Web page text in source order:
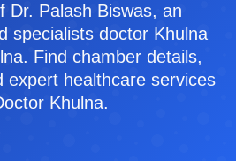
Dr. Palash Biswas, an
specialists doctor Khulna
Find chamber details,
expert healthcare services
Khulna.